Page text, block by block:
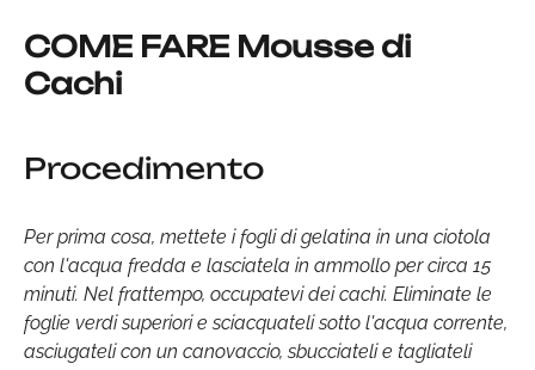
COME FARE Mousse di
Cachi
Procedimento
Per prima cosa, mettete i fogli di gelatina in una ciotola
con l'acqua fredda e lasciatela in ammollo per circa 15
minuti. Nel frattempo, occupatevi dei cachi. Eliminate le
foglie verdi superiori e sciacquateli sotto l'acqua corrente,
asciugateli con un canovaccio, sbucciateli e tagliateli